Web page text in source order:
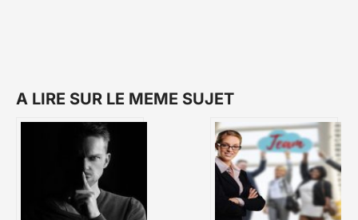
A LIRE SUR LE MEME SUJET